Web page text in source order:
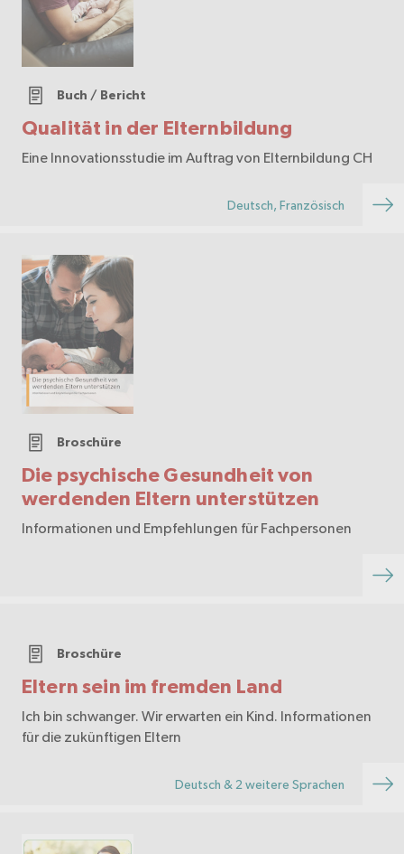
Qualität in der Elternbildung
Buch / Bericht
Eine Innovationsstudie im Auftrag von Elternbildung CH
Deutsch, Französisch
Die psychische Gesundheit von
werdenden Eltern unterstützen
Broschüre
Informationen und Empfehlungen für Fachpersonen
Eltern sein im fremden Land
Broschüre
Ich bin schwanger. Wir erwarten ein Kind. Informationen
für die zukünftigen Eltern
Deutsch & 2 weitere Sprachen